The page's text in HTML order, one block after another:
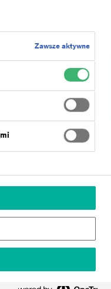
firmą,
na rynek
Zawsze aktywne